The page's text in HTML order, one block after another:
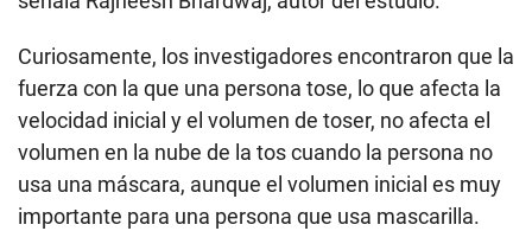
Curiosamente, los investigadores encontraron que la
fuerza con la que una persona tose, lo que afecta la
velocidad inicial y el volumen de toser, no afecta el
volumen en la nube de la tos cuando la persona no
usa una máscara, aunque el volumen inicial es muy
importante para una persona que usa mascarilla.